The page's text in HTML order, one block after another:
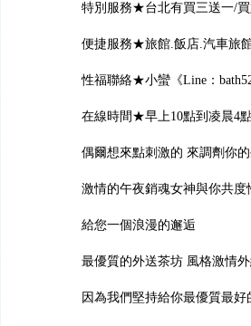
特別服務★台北有買三送一/買
便捷服務★旅館.飯店.汽車旅
性福聯絡★小蠻《Line：
在線時間★早上10點到凌晨4
偶爾想來點刺激的 來調劑你
激情的午夜銷魂女神與你共度
給您一個浪漫的邂逅
最優質的外送茶坊 風格激情
因為我們堅持給你最優質最好